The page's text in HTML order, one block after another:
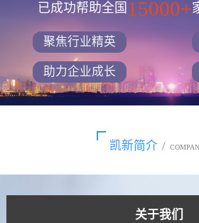
已成功帮助全国 15000+
聚焦行业精英
助力企业成长
凯新简介 /
关于我们